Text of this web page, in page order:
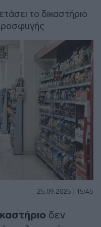
το δικαστήριο
25.09.2025 | 15:45
δεν